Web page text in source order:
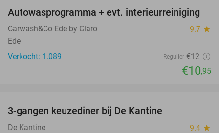
9%
Autowasprogramma + evt. interieurreiniging
Carwash&Co Ede by Claro 9.7 star
Ede
Verkocht: 1.089
Regulier €12
€10,95
3-gangen keuzediner bij De Kantine
De Kantine 9.4 star